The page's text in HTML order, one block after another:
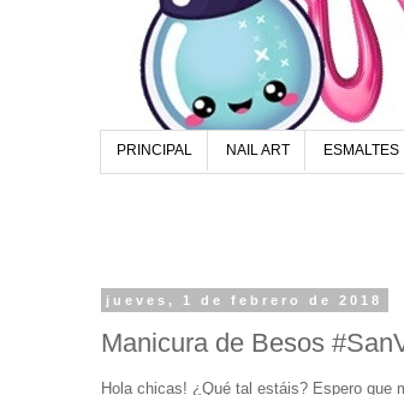
PRINCIPAL NAIL ART ESMALTES
jueves, 1 de febrero de 2018
Manicura de Besos
Hola chicas! ¿Qué tal estáis? Espero que